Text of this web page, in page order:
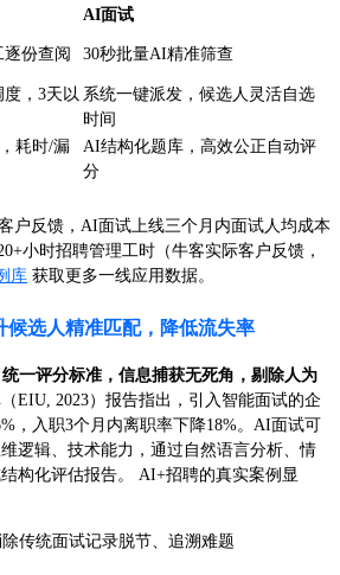
AI面试
份查阅 30秒批量AI精准筛查
，3天以 系统一键派发，候选人灵活自选
时间
耗时/漏
AI结构化题库，高效公正自动评
分
户反馈，AI面试上线三个月内面试人均成本
小时招聘管理工时（牛客实际客户反馈，
库 获取更多一线应用数据。
候选人精准匹配，降低流失率
一评分标准，信息捕获无死角，剔除人为
EIU, 2023）报告指出，引入智能面试的企
，入职3个月内离职率下降18%。AI面试可
逻辑、技术能力，通过自然语言分析、情
构化评估报告。 AI+招聘的真实案例显
传统面试记录脱节、追溯难题